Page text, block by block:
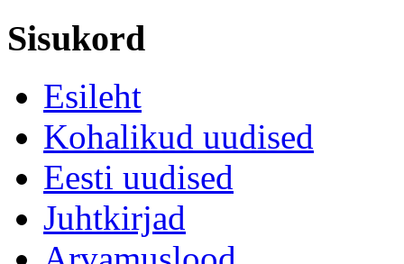
Sisukord
Esileht
Kohalikud uudised
Eesti uudised
Juhtkirjad